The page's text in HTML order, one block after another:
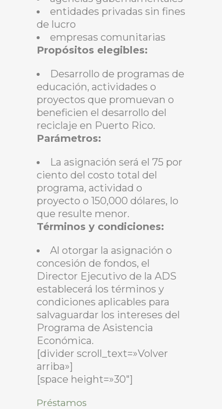
entidades privadas sin fines
de lucro
empresas comunitarias
Propósitos elegibles:
Desarrollo de programas de
educación, actividades o
proyectos que promuevan o
beneficien el desarrollo del
reciclaje en Puerto Rico.
Parámetros:
La asignación será el 75 por
ciento del costo total del
programa, actividad o
proyecto o 150,000 dólares, lo
que resulte menor.
Términos y condiciones:
Al otorgar la asignación o
concesión de fondos, el
Director Ejecutivo de la ADS
establecerá los términos y
condiciones aplicables para
salvaguardar los intereses del
Programa de Asistencia
Económica.
[divider scroll_text=»Volver
arriba»]
[space height=»30″]
Préstamos